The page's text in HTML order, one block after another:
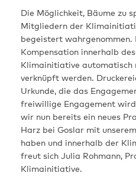
Die Möglichkeit, Bäume zu
Mitgliedern der
begeistert wahrgenommen.
Kompensation innerhalb
Klimainitiative automatisch
verknüpft werden.
Urkunde, die das
freiwillige Engagement
wir nun bereits ein neues
Harz bei Goslar mit
haben und innerhalb der
freut sich Julia Rohmann,
Klimainitiative.